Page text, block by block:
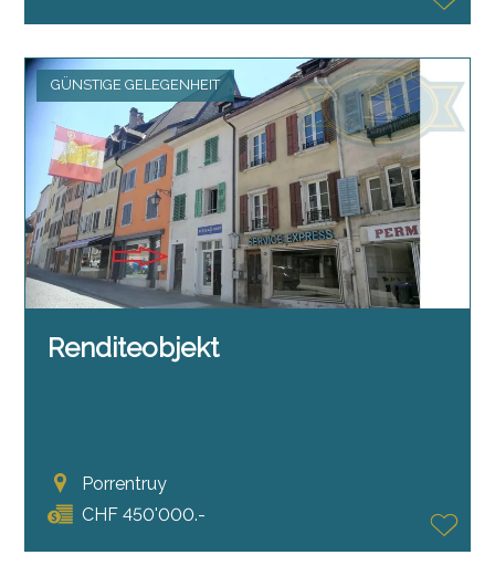
GÜNSTIGE GELEGENHEIT
Renditeobjekt
Porrentruy
CHF 450'000.-